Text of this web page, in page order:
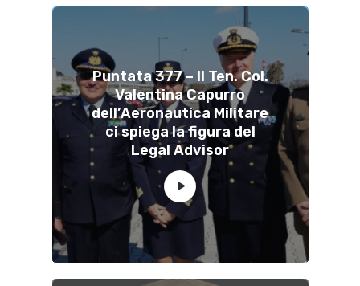
Puntata 377 – Il Ten. Col.
Valentina Capurro
dell’Aeronautica Militare
ci spiega la figura del
Legal Advisor